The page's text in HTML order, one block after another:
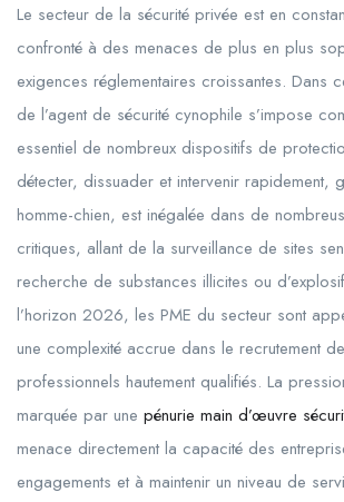
Le secteur de la sécurité privée est en
confronté à des menaces de plus en plus
exigences réglementaires croissantes. Dans
de l’agent de sécurité cynophile s’impose
essentiel de nombreux dispositifs de
détecter, dissuader et intervenir rapidement,
homme-chien, est inégalée dans de
critiques, allant de la surveillance de sites
recherche de substances illicites ou
l’horizon 2026, les PME du secteur sont
une complexité accrue dans le recrutement
professionnels hautement qualifiés. La
marquée par une pénurie main d’œuvre
menace directement la capacité des
engagements et à maintenir un niveau de